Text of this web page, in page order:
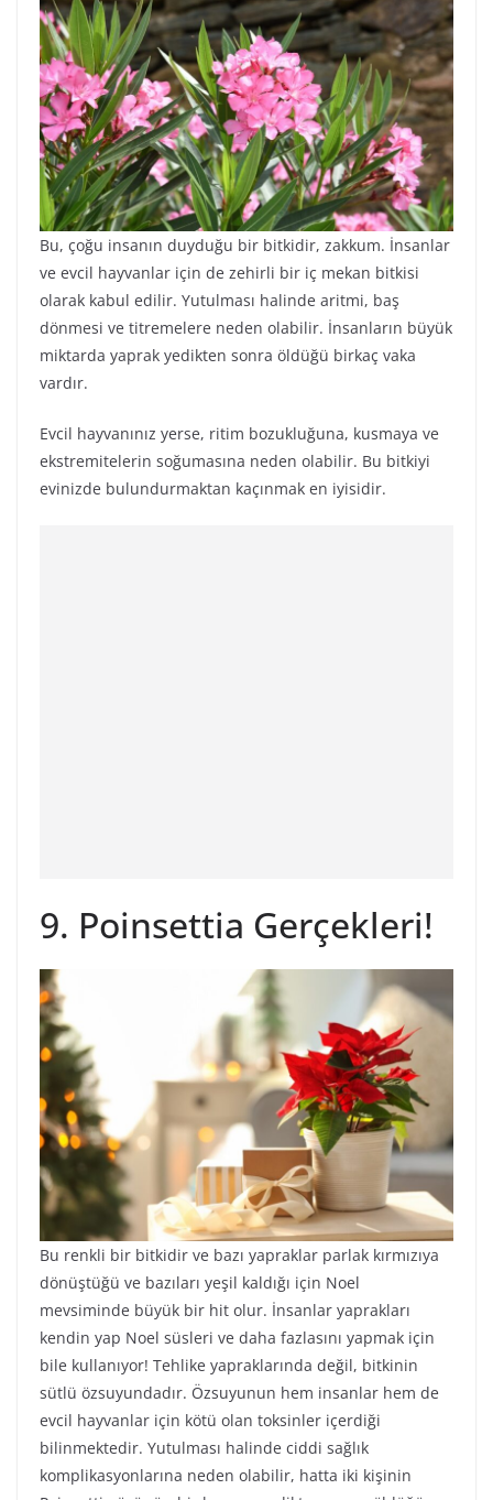
Bu, çoğu insanın duyduğu bir bitkidir, zakkum. İnsanlar
ve evcil hayvanlar için de zehirli bir iç mekan bitkisi
olarak kabul edilir. Yutulması halinde aritmi, baş
dönmesi ve titremelere neden olabilir. İnsanların büyük
miktarda yaprak yedikten sonra öldüğü birkaç vaka
vardır.
Evcil hayvanınız yerse, ritim bozukluğuna, kusmaya ve
ekstremitelerin soğumasına neden olabilir. Bu bitkiyi
evinizde bulundurmaktan kaçınmak en iyisidir.
9. Poinsettia Gerçekleri!
Bu renkli bir bitkidir ve bazı yapraklar parlak kırmızıya
dönüştüğü ve bazıları yeşil kaldığı için Noel
mevsiminde büyük bir hit olur. İnsanlar yaprakları
kendin yap Noel süsleri ve daha fazlasını yapmak için
bile kullanıyor! Tehlike yapraklarında değil, bitkinin
sütlü özsuyundadır. Özsuyunun hem insanlar hem de
evcil hayvanlar için kötü olan toksinler içerdiği
bilinmektedir. Yutulması halinde ciddi sağlık
komplikasyonlarına neden olabilir, hatta iki kişinin